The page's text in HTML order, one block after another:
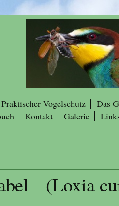
Praktischer Vogelschutz Das
Kontakt Galerie
(Loxia